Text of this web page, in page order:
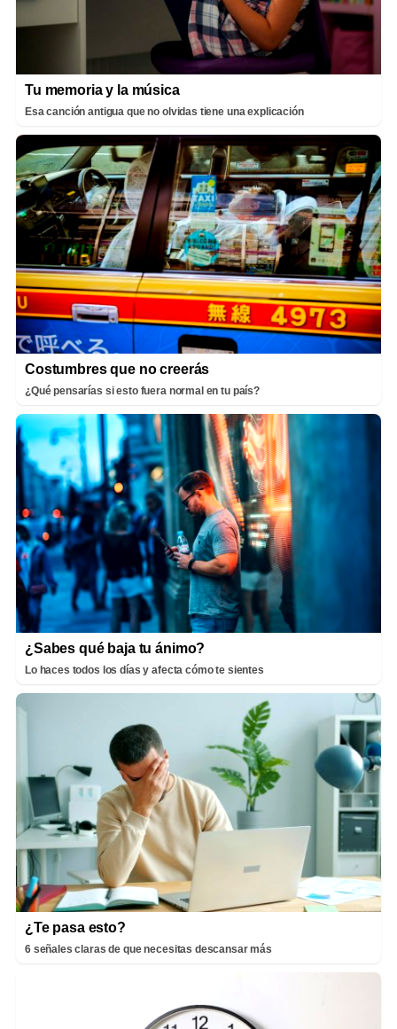
Tu memoria y la música
Esa canción antigua que no olvidas tiene una explicación
Costumbres que no creerás
¿Qué pensarías si esto fuera normal en tu país?
¿Sabes qué baja tu ánimo?
Lo haces todos los días y afecta cómo te sientes
¿Te pasa esto?
6 señales claras de que necesitas descansar más